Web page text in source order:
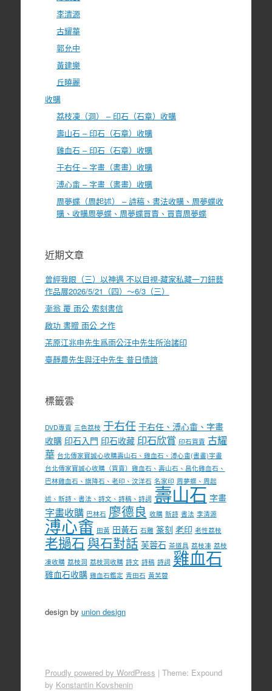
李清源
古耀華
郭允中
黃建樂
丘曉麗
收購
荔枝凍（洞） – 印石（石章）收購
壽山石 – 印石（石章）收購
雞血石 – 印石（石章）收購
于右任 – 字畫（書畫）收購
溥心畬 – 字畫（書畫）收購
周夢蝶（周起述） – 詩稿、書法收購、周夢蝶收
購、收購周夢蝶、周夢蝶買賣、買賣周夢蝶
近期文章
曾經我眼（三）以神遇 不以目視-藏家私藏一刀鈕藝
作品展2026/5/21（四）～6/3（三）
漸翁 覆 雨公 索刻書信
啟功 書贈 雨公 之作
茮原江兆申先生爲雨公汪中先生所治諸印
臺靜農先生與汪中先生 昔日情誼
標籤雲
DVD專賣 三色荔枝 于右任 于右任、溥心畬、字畫
收購 印石入門 印石收藏 印石欣賞 印石買賣 古耀
華 台北傳家寶誠心收購壽山石、雞血石、溥心畬(書畫)字畫
台北傳家寶誠心收購（買賣）雞血石、壽山石、昌化雞血石、
巴林雞血石、旗降石、老印、汶洋石 名家印 周夢蝶、周起
述、新詩、書法、詩文、詩稿、詩詞 壽山石 字畫
字畫收購 巴林石 廖德良 收購 新詩 書法 李清源
溥心畬 田黃 田黃石 石雕 篆刻 老印 老性荔枝
老撾石 與石對話 芙蓉石 茶道具 荔枝凍 荔枝
凍收購 荔枝洞 荔枝洞收購 詩文 詩稿 詩詞 雞血石
雞血石收購 雞血石鑑定 青田石 黃芙蓉
design by union design
Proudly powered by WordPress | Theme: Expound
by Konstantin Kovshenin